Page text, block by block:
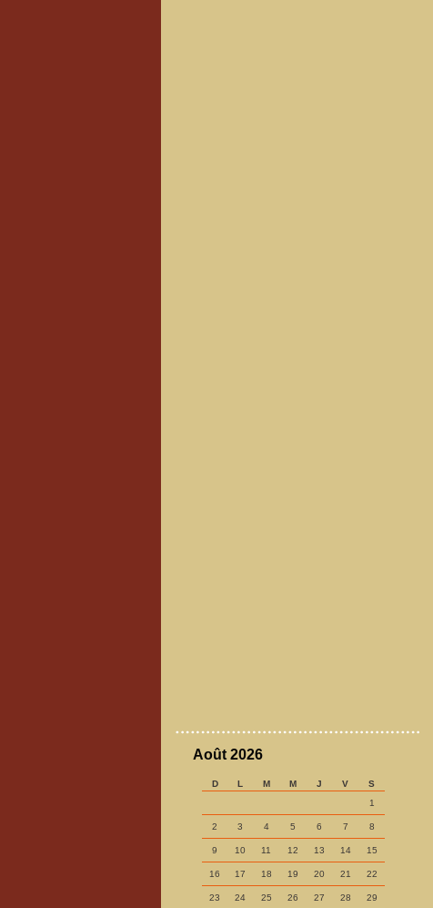
Août 2026
D L M M J V
S
1
2 3 4 5 6 7 8
9 10 11 12 13 14 15
16 17 18 19 20 21 22
23 24 25 26 27 28 29